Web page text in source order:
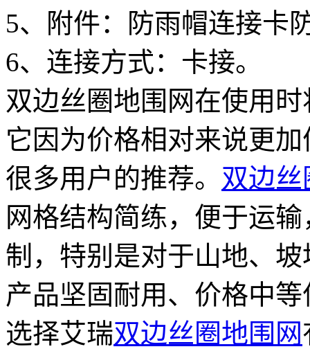
5、附件：防雨帽连接卡
6、连接方式：卡接。
双边丝圈地围网在使用
它因为价格相对来说更
很多用户的推荐。 双边
网格结构简练，便于运
制，特别是对于山地、
产品坚固耐用、价格中
选择艾瑞双边丝圈地围网